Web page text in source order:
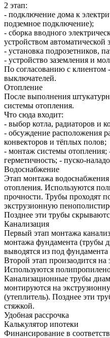
2 этап:
- подключение дома к
подземное подключение);
- сборка вводного
устройством
- установка подрозетников,
- устройство заземления и
По согласованию с клиентом
выключателей.
Отопление
После выполнения
системы отопления.
Что сюда входит:
- выбор котла, радиаторов и
- обсуждение расположения
конвекторов и тёплых полов;
- монтаж системы отопления;
герметичность; - пуско-
Водоснабжение
Этап монтажа
отопления. Используются
прочности. Трубы проходят
экструзионную
Позднее эти трубы
Канализация
Первый этап монтажа
монтажа фундамента (трубы
выводятся из под
Второй этап произаодится
Используются
Канализационные трубы
монтируются на
(утеплитель). Позднее эти
стяжкой.
Удобная рассрочка
Калькулятор ипотеки
Финансирование в